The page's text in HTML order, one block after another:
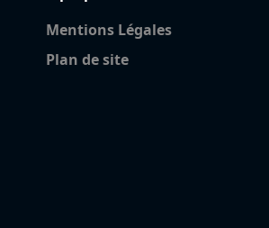
Mentions Légales
Plan de site